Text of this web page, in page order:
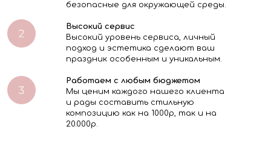
безопасные для окружающей среды.
Высокий сервис
Высокий уровень сервиса, личный
подход и эстетика сделают ваш
праздник особенным и уникальным.
Работаем с любым бюджетом
Мы ценим каждого нашего клиента
и рады составить стильную
композицию как на 1000р, так и на
20.000р.